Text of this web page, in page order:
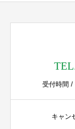
受付時間
キャン